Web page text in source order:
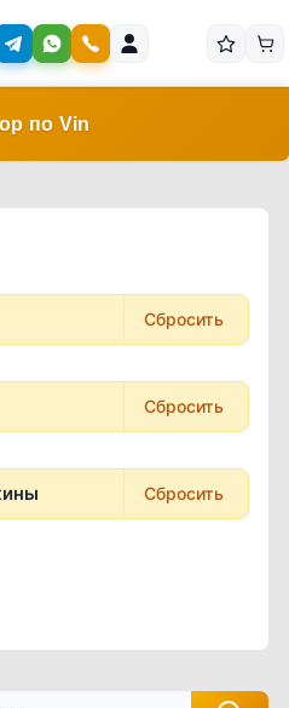
по Vin
Сбросить
Сбросить
Сбросить